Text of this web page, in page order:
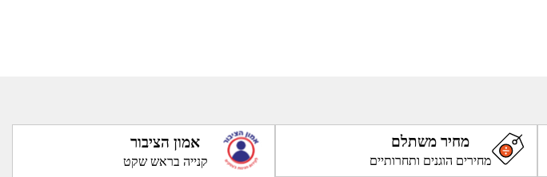
מחיר משתלם
מחירים הוגנים ותחרותיים
אמון הציבור
קנייה בראש שקט